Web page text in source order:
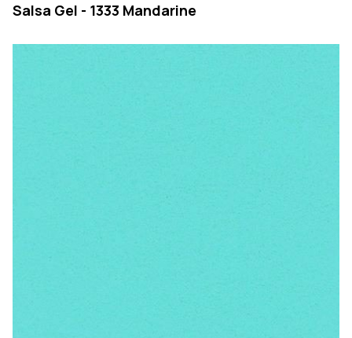
Salsa Gel - 1333 Mandarine